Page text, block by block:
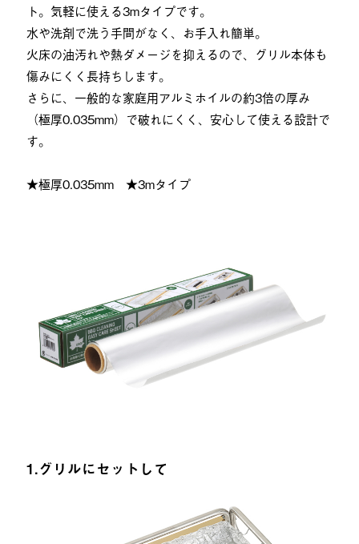
ト。気軽に使える3mタイプです。
水や洗剤で洗う手間がなく、お手入れ簡単。
火床の油汚れや熱ダメージを抑えるので、グリル本体も
傷みにくく長持ちします。
さらに、一般的な家庭用アルミホイルの約3倍の厚み
（極厚0.035mm）で破れにくく、安心して使える設計で
す。
★極厚0.035mm ★3mタイプ
1.グリルにセットして